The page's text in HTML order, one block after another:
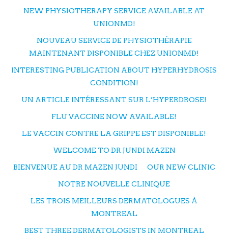
NEW PHYSIOTHERAPY SERVICE AVAILABLE AT
UNIONMD!
NOUVEAU SERVICE DE PHYSIOTHÉRAPIE
MAINTENANT DISPONIBLE CHEZ UNIONMD!
INTERESTING PUBLICATION ABOUT HYPERHYDROSIS
CONDITION!
UN ARTICLE INTÉRESSANT SUR L’HYPERDROSE!
FLU VACCINE NOW AVAILABLE!
LE VACCIN CONTRE LA GRIPPE EST DISPONIBLE!
WELCOME TO DR JUNDI MAZEN
BIENVENUE AU DR MAZEN JUNDI OUR NEW CLINIC
NOTRE NOUVELLE CLINIQUE
LES TROIS MEILLEURS DERMATOLOGUES À
MONTREAL
BEST THREE DERMATOLOGISTS IN MONTREAL